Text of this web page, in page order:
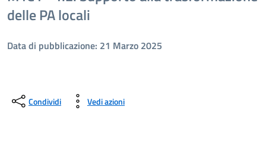
delle PA locali
Data di pubblicazione: 21 Marzo 2025
Condividi Vedi azioni